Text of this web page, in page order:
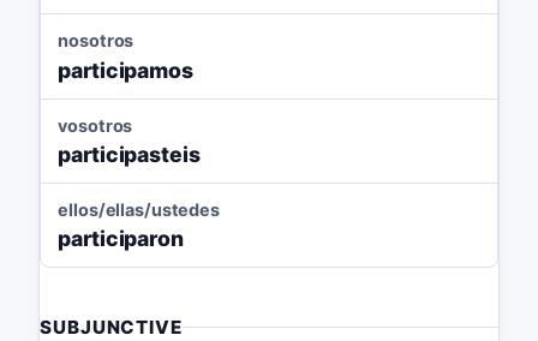
nosotros
participamos
vosotros
participasteis
ellos/ellas/ustedes
participaron
SUBJUNCTIVE